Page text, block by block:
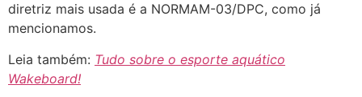
diretriz mais usada é a NORMAM-03/DPC, como já
mencionamos.
Leia também: Tudo sobre o esporte aquático
Wakeboard!